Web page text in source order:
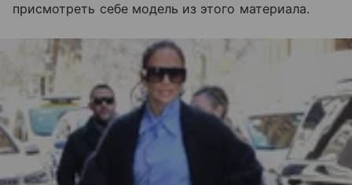
присмотреть себе модель из этого материала.